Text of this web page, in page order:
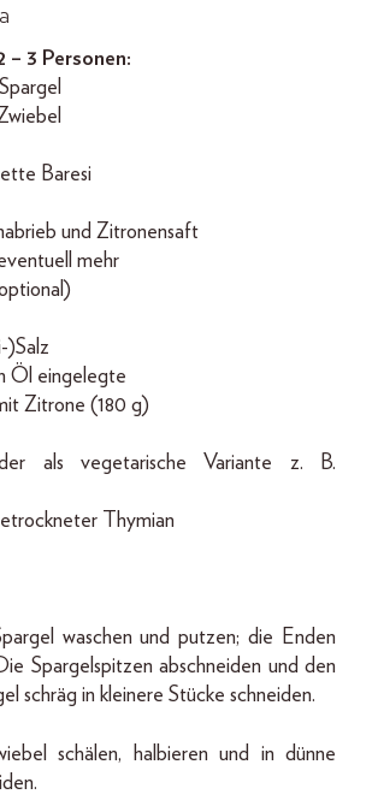
3 Personen:
Baresi
und Zitronensaft
mehr
)Salz
Öl eingelegte
Zitrone (180 g)
als vegetarische Variante z. B.
Thymian
waschen und putzen; die Enden
Spargelspitzen abschneiden und den
schräg in kleinere Stücke schneiden.
schälen, halbieren und in dünne